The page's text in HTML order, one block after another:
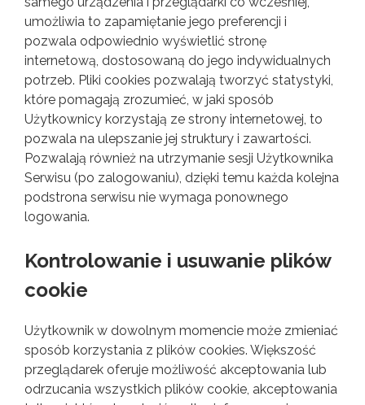
umożliwia to zapamiętanie jego preferencji i
pozwala odpowiednio wyświetlić stronę
internetową, dostosowaną do jego indywidualnych
potrzeb. Pliki cookies pozwalają tworzyć statystyki,
które pomagają zrozumieć, w jaki sposób
Użytkownicy korzystają ze strony internetowej, to
pozwala na ulepszanie jej struktury i zawartości.
Pozwalają również na utrzymanie sesji Użytkownika
Serwisu (po zalogowaniu), dzięki temu każda kolejna
podstrona serwisu nie wymaga ponownego
logowania.
Kontrolowanie i usuwanie plików
cookie
Użytkownik w dowolnym momencie może zmieniać
sposób korzystania z plików cookies. Większość
przeglądarek oferuje możliwość akceptowania lub
odrzucania wszystkich plików cookie, akceptowania